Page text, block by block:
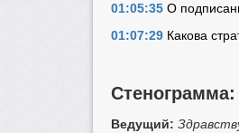
01:05:35 О
01:07:29 Какова
Стенограмма:
Ведущий: